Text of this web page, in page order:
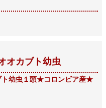
オカブト幼虫
ト幼虫１頭★コロンビア産★